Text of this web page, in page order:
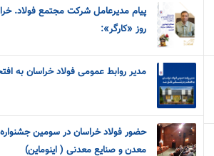
پیام مدیرعامل شرکت مجتمع فولاد.
روز «کارگر»:
مدیر روابط عمومی فولاد خراسان به
حضور فولاد خراسان در سومین
معدن و صنایع معدنی ( اینوماین)